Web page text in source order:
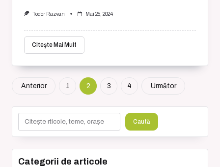
Todor Razvan Mai 25, 2024
Citește Mai Mult
Anterior 1 2 3 4 Următor
Caută
Categorii de articole